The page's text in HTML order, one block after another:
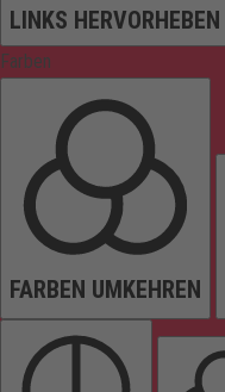
LINKS HERVORHEBEN
Farben
FARBEN UMKEHREN